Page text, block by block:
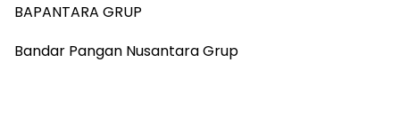
‎BAPANTARA GRUP
‎Bandar Pangan Nusantara Grup